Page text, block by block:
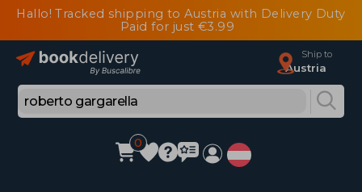
Hallo! Tracked shipping to Austria with Delivery Duty
Paid for just €3.99
Ship to
Austria
0